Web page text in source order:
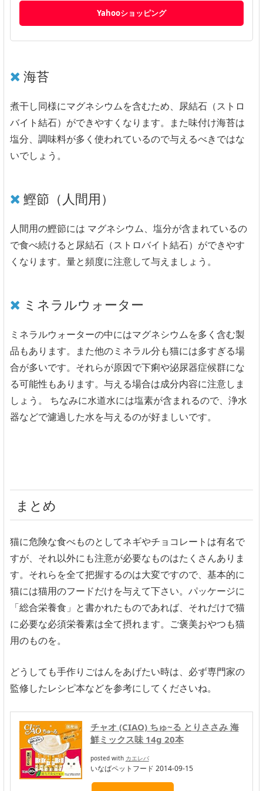
Yahooショッピング
海苔
煮干し同様にマグネシウムを含むため、尿結石（ストロ
バイト結石）ができやすくなります。また味付け海苔は
塩分、調味料が多く使われているので与えるべきではな
いでしょう。
鰹節（人間用）
人間用の鰹節には マグネシウム、塩分が含まれているの
で食べ続けると尿結石（ストロバイト結石）ができやす
くなります。量と頻度に注意して与えましょう。
ミネラルウォーター
ミネラルウォーターの中にはマグネシウムを多く含む製
品もあります。また他のミネラル分も猫には多すぎる場
合が多いです。それらが原因で下痢や泌尿器症候群にな
る可能性もあります。与える場合は成分内容に注意しま
しょう。 ちなみに水道水には塩素が含まれるので、浄水
器などで濾過した水を与えるのが好ましいです。
まとめ
猫に危険な食べものとしてネギやチョコレートは有名で
すが、それ以外にも注意が必要なものはたくさんありま
す。それらを全て把握するのは大変ですので、基本的に
猫には猫用のフードだけを与えて下さい。パッケージに
「総合栄養食」と書かれたものであれば、それだけで猫
に必要な必須栄養素は全て摂れます。ご褒美おやつも猫
用のものを。
どうしても手作りごはんをあげたい時は、必ず専門家の
監修したレシピ本などを参考にしてくださいね。
チャオ (CIAO) ちゅ~る とりささみ 海
鮮ミックス味 14g 20本
posted with カエレバ
いなばペットフード 2014-09-15